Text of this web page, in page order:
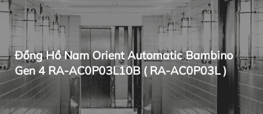
Đồng Hồ Nam Orient Automatic Bambino
Gen 4 RA-AC0P03L10B ( RA-AC0P03L )